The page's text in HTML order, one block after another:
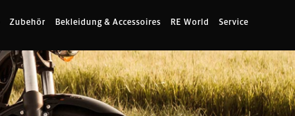
Zubehör Bekleidung & Accessoires RE World Service